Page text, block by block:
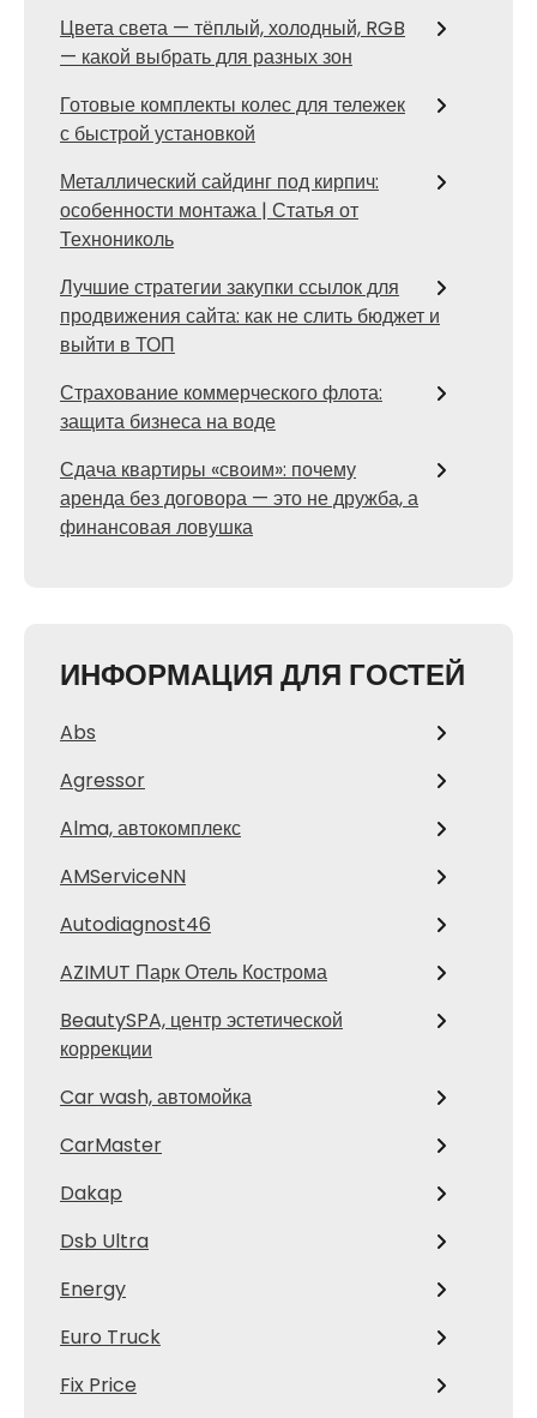
Цвета света — тёплый, холодный, RGB
— какой выбрать для разных зон
Готовые комплекты колес для тележек
с быстрой установкой
Металлический сайдинг под кирпич:
особенности монтажа | Статья от
Технониколь
Лучшие стратегии закупки ссылок для
продвижения сайта: как не слить бюджет и
выйти в ТОП
Страхование коммерческого флота:
защита бизнеса на воде
Сдача квартиры «своим»: почему
аренда без договора — это не дружба, а
финансовая ловушка
ИНФОРМАЦИЯ ДЛЯ ГОСТЕЙ
Abs
Agressor
Alma, автокомплекс
AMServiceNN
Autodiagnost46
AZIMUT Парк Отель Кострома
BeautySPA, центр эстетической
коррекции
Car wash, автомойка
CarMaster
Dakap
Dsb Ultra
Energy
Euro Truck
Fix Price